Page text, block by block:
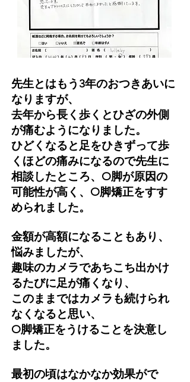
先生とはもう3年のおつきあいに
なりますが、
去年から長く歩くとひざの外側
が痛むようになりました。
ひどくなると足をひきずって歩
くほどの痛みになるので先生に
相談したところ、O脚が原因の
可能性が高く、O脚矯正をすす
められました。
金額が高額になることもあり、
悩みましたが、
趣味のカメラであちこち出かけ
るたびに足が痛くなり、
このままではカメラも続けられ
なくなると思い、
O脚矯正をうけることを決意し
ました。
最初の頃はなかなか効果がで